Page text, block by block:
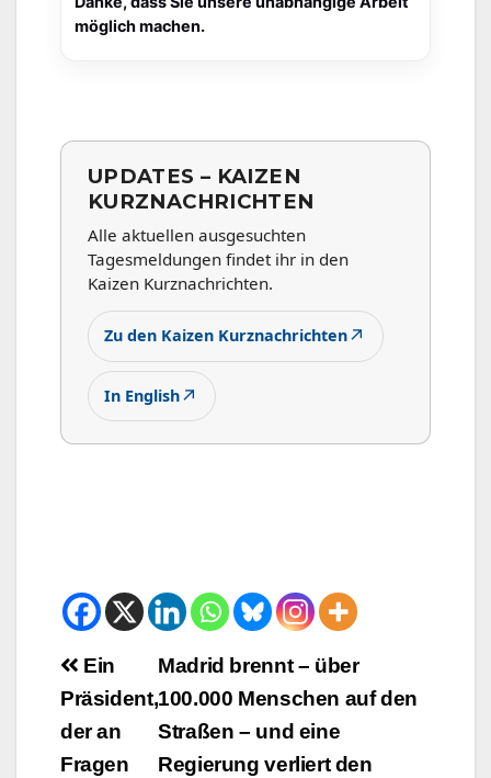
möglich machen.
UPDATES – KAIZEN
KURZNACHRICHTEN
Alle aktuellen ausgesuchten
Tagesmeldungen findet ihr in den
Kaizen Kurznachrichten.
Zu den Kaizen Kurznachrichten↗
In English↗
Beitrags-
Navigation
Madrid brennt – über
100.000 Menschen auf den
Straßen – und eine
Regierung verliert den
Ein
Präsident,
der an
Fragen